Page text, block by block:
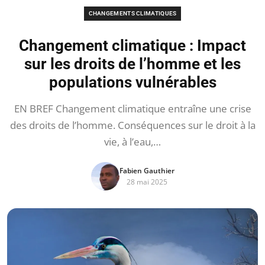
CHANGEMENTS CLIMATIQUES
Changement climatique : Impact
sur les droits de l’homme et les
populations vulnérables
EN BREF Changement climatique entraîne une crise
des droits de l’homme. Conséquences sur le droit à la
vie, à l’eau,…
Fabien Gauthier
28 mai 2025